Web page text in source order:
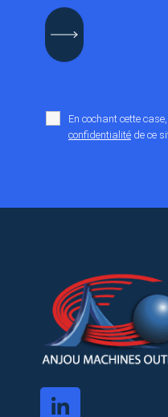
En cochant cette
confidentialité de ce